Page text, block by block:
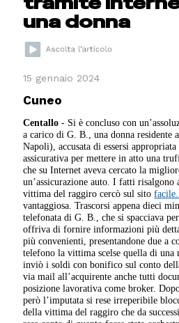
una donna
15 gennaio 2024
Cuneo
Centallo - Si è concluso con
a carico di G. B., una donna
Napoli), accusata di essersi
assicurativa per mettere in atto una
che su Internet aveva cercato la
un’assicurazione auto. I fatti
vittima del raggiro cercò sul sito
vantaggiosa. Trascorsi appena dieci
telefonata di G. B., che si spacciava
offriva di fornire informazioni più
più convenienti, presentandone due a
telefono la vittima scelse quella di una
inviò i soldi con bonifico sul conto
via mail all’acquirente anche tutti
posizione lavorativa come broker.
però l’imputata si rese irreperibile
della vittima del raggiro che da